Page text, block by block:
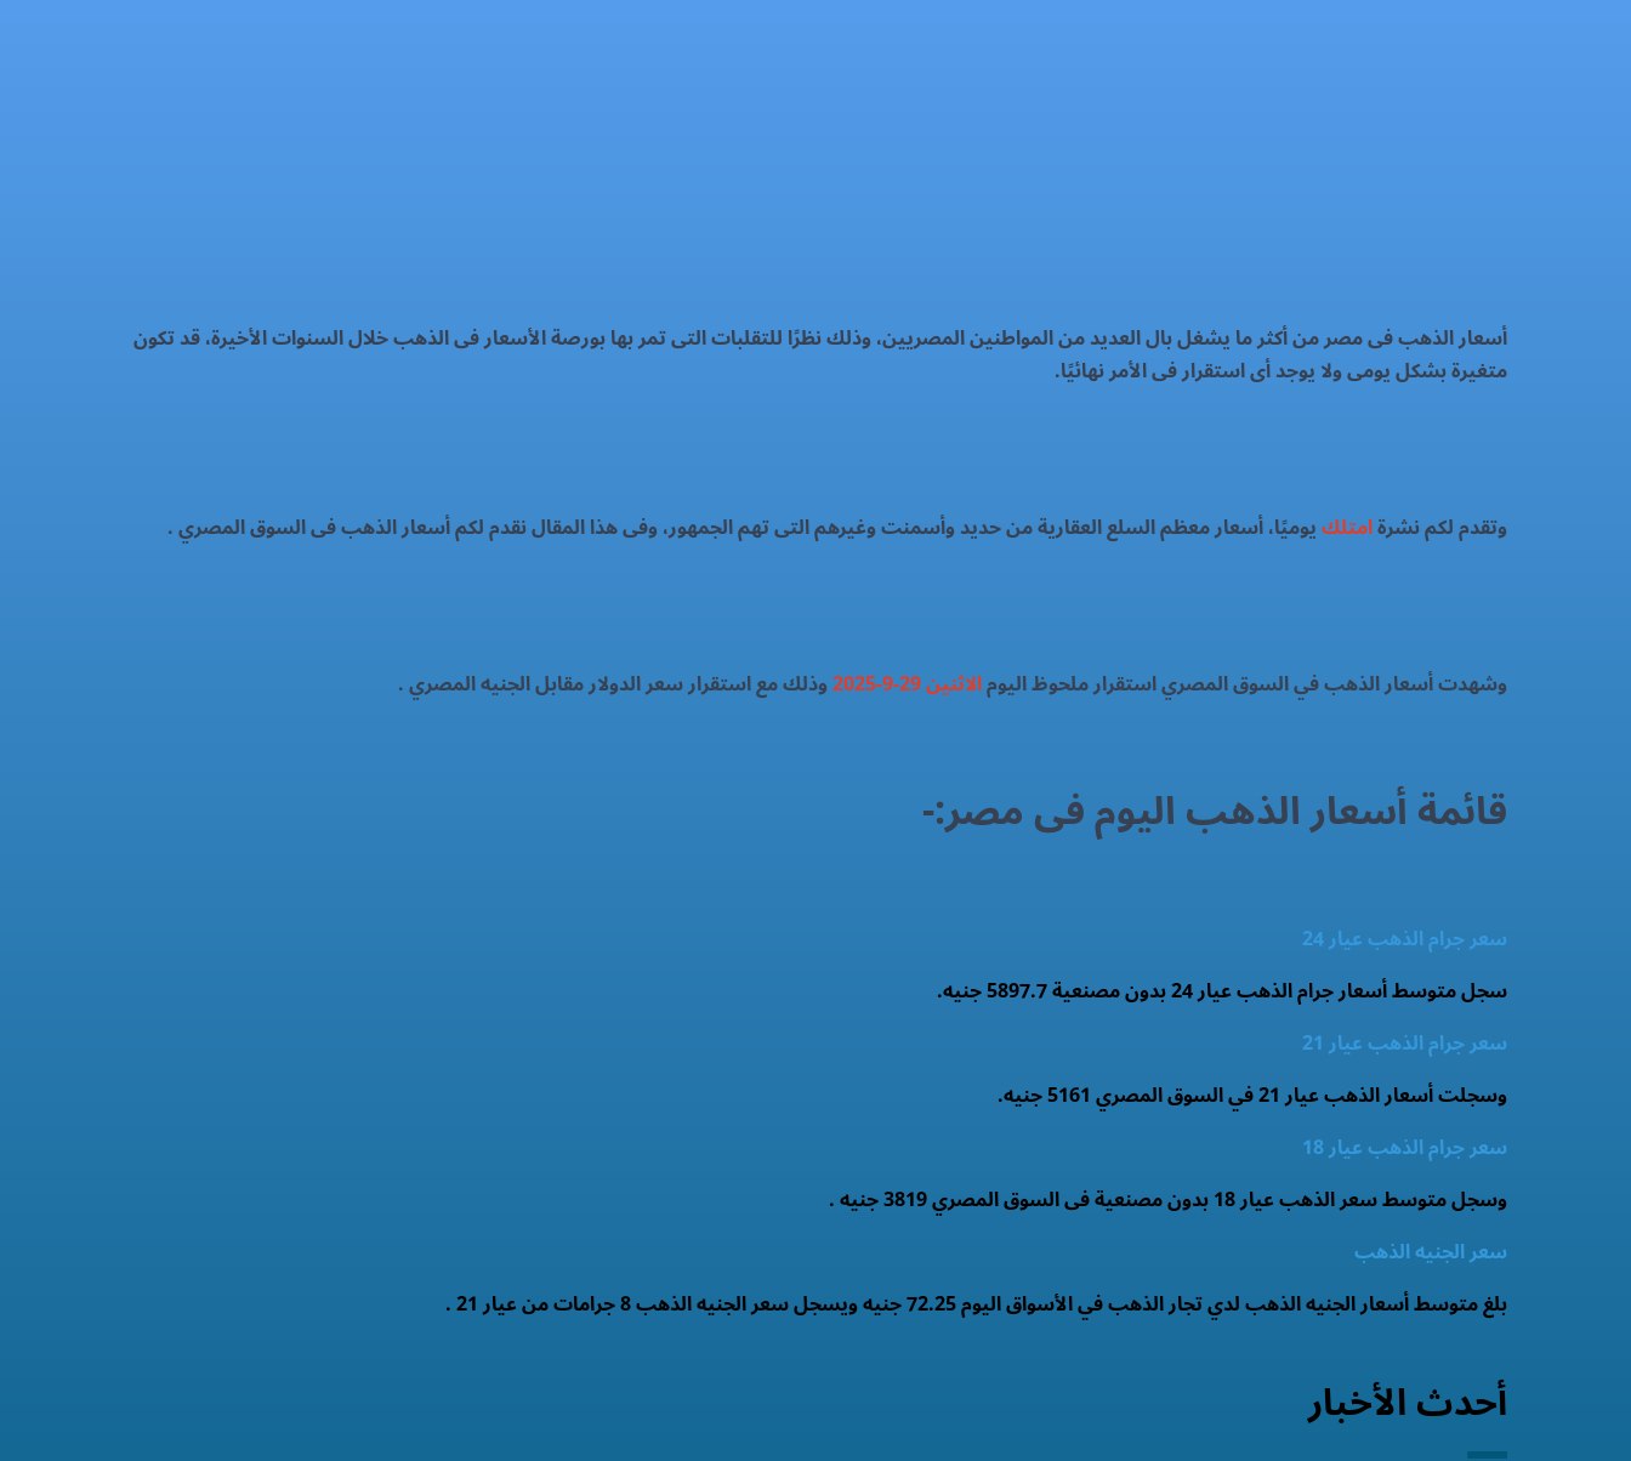
أسعار الذهب فى مصر من أكثر ما يشغل بال العديد من المواطنين المصريين، وذلك نظرًا للتقلبات التى تمر بها بورصة الأسعار فى الذهب خلال السنوات الأخيرة، قد تكون
متغيرة بشكل يومى ولا يوجد أى استقرار فى الأمر نهائيًا.
وتقدم لكم نشرةامتلكيوميًا، أسعار معظم السلع العقارية من حديد وأسمنت وغيرهم التى تهم الجمهور، وفى هذا المقال نقدم لكم أسعار الذهب فى السوق المصري .
وشهدت أسعار الذهب في السوق المصري استقرار ملحوظ اليومالاثنين 29-9-2025 وذلك مع استقرار سعر الدولار مقابل الجنيه المصري .
قائمة أسعار الذهب اليوم فى مصر:-
سعر جرام الذهب عيار 24
سجل متوسط أسعار جرام الذهب عيار 24 بدون مصنعية 5897.7 جنيه.
سعر جرام الذهب عيار 21
وسجلت أسعار الذهب عيار 21 في السوق المصري 5161 جنيه.
سعر جرام الذهب عيار 18
وسجل متوسط سعر الذهب عيار 18 بدون مصنعية فى السوق المصري 3819 جنيه .
سعر الجنيه الذهب
بلغ متوسط أسعار الجنيه الذهب لدي تجار الذهب في الأسواق اليوم 72.25 جنيه ويسجل سعر الجنيه الذهب 8 جرامات من عيار 21 .
أحدث الأخبار